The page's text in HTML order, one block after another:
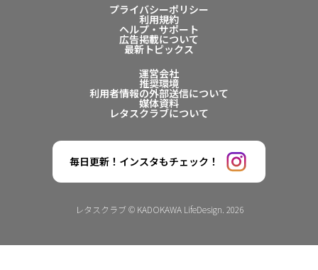
プライバシーポリシー
利用規約
ヘルプ・サポート
広告掲載について
最新トピックス
運営会社
推奨環境
利用者情報の外部送信について
媒体資料
レタスクラブについて
毎日更新！インスタもチェック！
レタスクラブ © KADOKAWA LifeDesign. 2026